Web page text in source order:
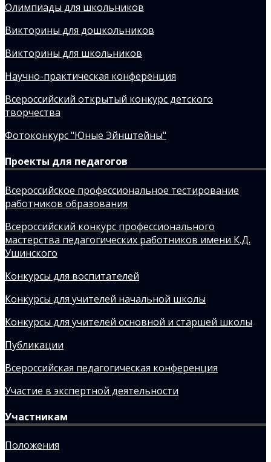
Олимпиады для школьников
Викторины для дошкольников
Викторины для школьников
Научно-практическая конференция
Всероссийский открытый конкурс детского
творчества
Фотоконкурс "Юные Эйнштейны"
Проекты для педагогов
Всероссийское профессиональное тестирование
работников образования
Всероссийский конкурс профессионального
мастерства педагогических работников имени К.Д.
Ушинского
Конкурсы для воспитателей
Конкурсы для учителей начальной школы
Конкурсы для учителей основной и старшей школы
Публикации
Всероссийская педагогическая конференция
Участие в экспертной деятельности
Участникам
Положения